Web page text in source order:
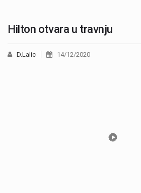
Hilton otvara u travnju
D.Lalic 14/12/2020